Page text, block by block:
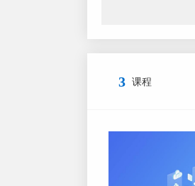
3 课程